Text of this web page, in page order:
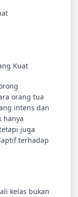
Kuat
orang tua
intens dan
hanya
juga
terhadap
kelas bukan